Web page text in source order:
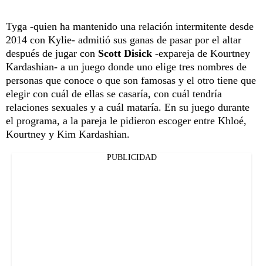
Tyga -quien ha mantenido una relación intermitente desde
2014 con Kylie- admitió sus ganas de pasar por el altar
después de jugar con Scott Disick -expareja de Kourtney
Kardashian- a un juego donde uno elige tres nombres de
personas que conoce o que son famosas y el otro tiene que
elegir con cuál de ellas se casaría, con cuál tendría
relaciones sexuales y a cuál mataría. En su juego durante
el programa, a la pareja le pidieron escoger entre Khloé,
Kourtney y Kim Kardashian.
PUBLICIDAD